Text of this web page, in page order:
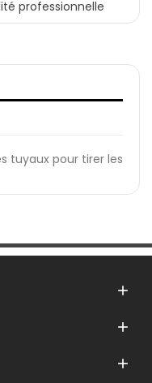
professionnelle
tuyaux pour tirer les


